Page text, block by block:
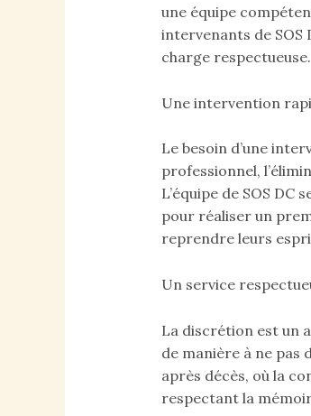
une équipe
intervenants de SOS
charge respectueuse.
Une intervention
Le besoin d’une
professionnel,
L’équipe de SOS
pour réaliser un
reprendre leurs
Un service
La discrétion est un
de manière à ne pas
après décès, où la
respectant la